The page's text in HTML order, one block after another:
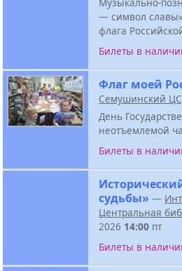
— символ
флага
Билеты в
Флаг моей
Семушинский
День
неотъемлемой
Билеты в
судьбы» —
Центральная
2026 14:00 пт
Билеты в